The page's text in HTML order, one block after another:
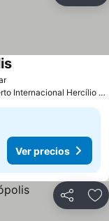
Ver precios
Ver precios
Internacional Hercílio
Ver precios
Compartir